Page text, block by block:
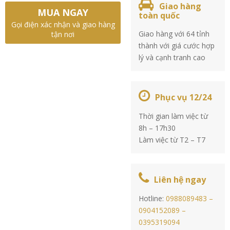
MUA NGAY
Gọi điện xác nhận và giao hàng
tận nơi
Giao hàng
toàn quốc
Giao hàng với 64 tỉnh
thành với giá cước hợp
lý và cạnh tranh cao
Phục vụ 12/24
Thời gian làm việc từ
8h – 17h30
Làm việc từ T2 – T7
Liên hệ ngay
Hotline:0988089483 –
0904152089 –
0395319094